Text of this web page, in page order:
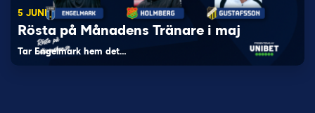
5 JUNI
Rösta på Månadens Tränare i maj
Tar Engelmark hem det…